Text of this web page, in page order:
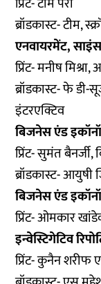
ब्रॉडकास्ट- टीम,
एनवायरमेंट, साइंस
प्रिंट- मनीष
ब्रॉडकास्ट- फे डी-
इंटरएक्टिव
बिजनेस एंड
प्रिंट- सुमंत
ब्रॉडकास्ट- आयुषी
बिजनेस एंड
प्रिंट- ओमकार
इन्वेस्टिगेटिव
प्रिंट- कुनैन शरीफ